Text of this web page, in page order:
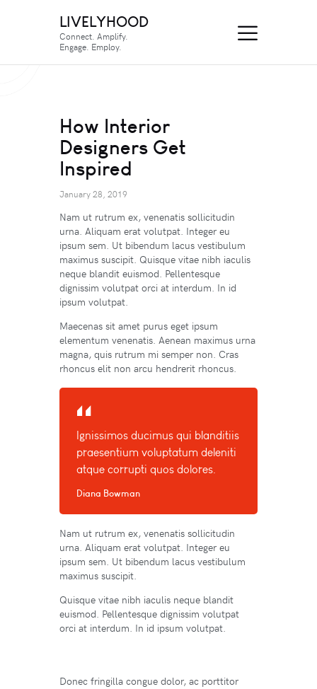
LIVELYHOOD
Connect. Amplify.
Engage. Employ.
How Interior
Designers Get
Inspired
January 28, 2019
Nam ut rutrum ex, venenatis sollicitudin
urna. Aliquam erat volutpat. Integer eu
ipsum sem. Ut bibendum lacus vestibulum
maximus suscipit. Quisque vitae nibh iaculis
neque blandit euismod. Pellentesque
dignissim volutpat orci at interdum. In id
ipsum volutpat.
Maecenas sit amet purus eget ipsum
elementum venenatis. Aenean maximus urna
magna, quis rutrum mi semper non. Cras
rhoncus elit non arcu hendrerit rhoncus.
Ignissimos ducimus qui blanditiis
praesentium voluptatum deleniti
atque corrupti quos dolores.
Diana Bowman
Nam ut rutrum ex, venenatis sollicitudin
urna. Aliquam erat volutpat. Integer eu
ipsum sem. Ut bibendum lacus vestibulum
maximus suscipit.
Quisque vitae nibh iaculis neque blandit
euismod. Pellentesque dignissim volutpat
orci at interdum. In id ipsum volutpat.
Donec fringilla congue dolor, ac porttitor